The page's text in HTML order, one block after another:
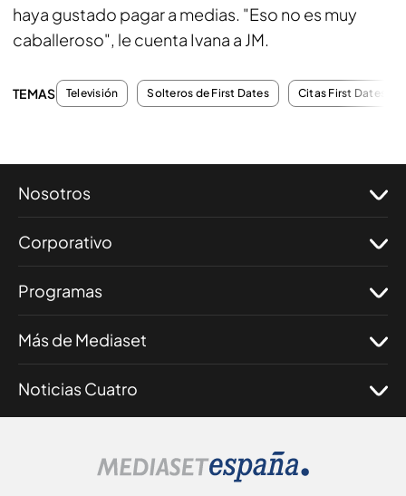
haya gustado pagar a medias. "Eso no es muy
caballeroso", le cuenta Ivana a JM.
TEMAS Televisión Solteros de First Dates Citas First Dates
Nosotros
Corporativo
Programas
Más de Mediaset
Noticias Cuatro